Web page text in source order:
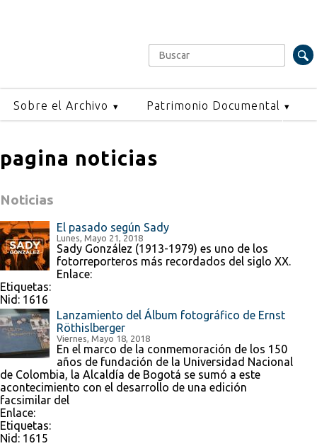
Formulario de búsqueda
Buscar
Sobre el Archivo Patrimonio Documental
pagina noticias
Noticias
El pasado según Sady
Lunes, Mayo 21, 2018
Sady González (1913-1979) es uno de los
fotorreporteros más recordados del siglo XX.
Enlace:
Etiquetas:
Nid: 1616
Lanzamiento del Álbum fotográfico de Ernst
Röthislberger
Viernes, Mayo 18, 2018
En el marco de la conmemoración de los 150
años de fundación de la Universidad Nacional
de Colombia, la Alcaldía de Bogotá se sumó a este
acontecimiento con el desarrollo de una edición
facsimilar del
Enlace:
Etiquetas:
Nid: 1615